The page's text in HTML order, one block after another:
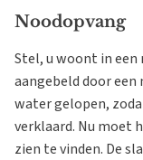
Noodopvang
Stel, u woont in een
aangebeld door
water gelopen,
verklaard. Nu moet
zien te vinden. De